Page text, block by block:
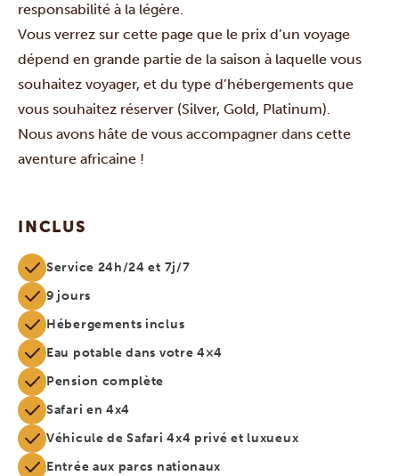
responsabilité à la légère.
Vous verrez sur cette page que le prix d’un voyage
dépend en grande partie de la saison à laquelle vous
souhaitez voyager, et du type d’hébergements que
vous souhaitez réserver (Silver, Gold, Platinum).
Nous avons hâte de vous accompagner dans cette
aventure africaine !
INCLUS
Service 24h/24 et 7j/7
9 jours
Hébergements inclus
Eau potable dans votre 4×4
Pension complète
Safari en 4x4
Véhicule de Safari 4x4 privé et luxueux
Entrée aux parcs nationaux